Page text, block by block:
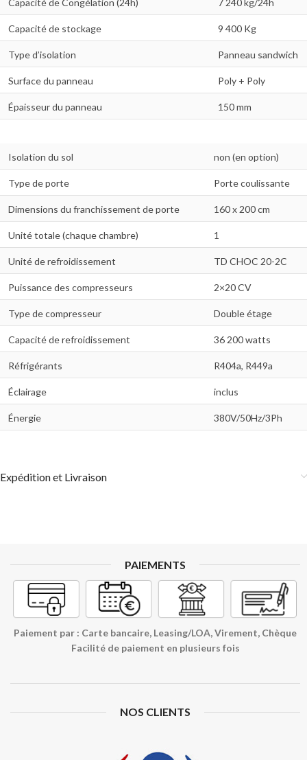
Capacité de stockage 9 400 Kg
Type d’isolation Panneau sandwich
Surface du panneau Poly + Poly
Épaisseur du panneau 150 mm
Isolation du sol non (en option)
Type de porte Porte coulissante
Dimensions du franchissement de porte 160 x 200 cm
Unité totale (chaque chambre) 1
Unité de refroidissement TD CHOC 20-2C
Puissance des compresseurs 2×20 CV
Type de compresseur Double étage
Capacité de refroidissement 36 200 watts
Réfrigérants R404a, R449a
Éclairage inclus
Énergie 380V/50Hz/3Ph
Expédition et Livraison
PAIEMENTS
Paiement par : Carte bancaire, Leasing/LOA, Virement, Chèque
Facilité de paiement en plusieurs fois
NOS CLIENTS